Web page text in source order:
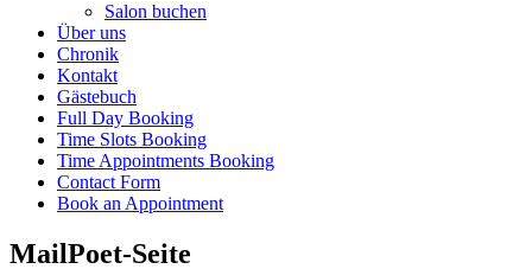
Salon buchen
Über uns
Chronik
Kontakt
Gästebuch
Full Day Booking
Time Slots Booking
Time Appointments Booking
Contact Form
Book an Appointment
MailPoet-Seite